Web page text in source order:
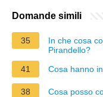
Domande simili
35
In che cosa
Pirandello?
41
Cosa hanno
38 Cosa posso